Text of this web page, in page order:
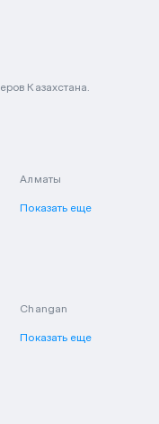
Казахстана.
Алматы
Показать еще
Changan
Показать еще